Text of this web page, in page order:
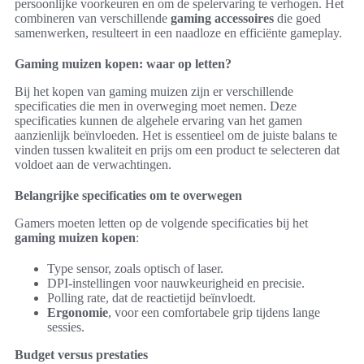
persoonlijke voorkeuren en om de spelervaring te verhogen. Het
combineren van verschillende gaming accessoires die goed
samenwerken, resulteert in een naadloze en efficiënte gameplay.
Gaming muizen kopen: waar op letten?
Bij het kopen van gaming muizen zijn er verschillende
specificaties die men in overweging moet nemen. Deze
specificaties kunnen de algehele ervaring van het gamen
aanzienlijk beïnvloeden. Het is essentieel om de juiste balans te
vinden tussen kwaliteit en prijs om een product te selecteren dat
voldoet aan de verwachtingen.
Belangrijke specificaties om te overwegen
Gamers moeten letten op de volgende specificaties bij het
gaming muizen kopen:
Type sensor, zoals optisch of laser.
DPI-instellingen voor nauwkeurigheid en precisie.
Polling rate, dat de reactietijd beïnvloedt.
Ergonomie, voor een comfortabele grip tijdens lange
sessies.
Budget versus prestaties